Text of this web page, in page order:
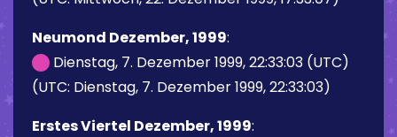
Neumond Dezember, 1999:
Dienstag, 7. Dezember 1999, 22:33:03 (UTC)
(UTC: Dienstag, 7. Dezember 1999, 22:33:03)
Erstes Viertel Dezember, 1999: